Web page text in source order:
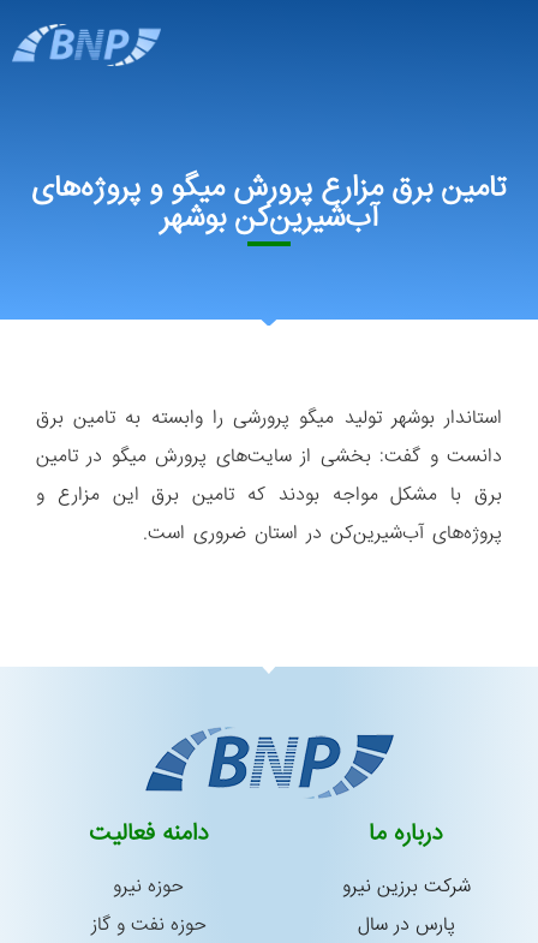
تامین برق مزارع پرورش میگو و پروژه‌های
آب‌شیرین‌کن بوشهر
استاندار بوشهر تولید میگو پرورشی را وابسته به تامین برق
دانست و گفت: بخشی از سایت‌های پرورش میگو در تامین
برق با مشکل مواجه بودند که تامین برق این مزارع و
پروژه‌های آب‌شیرین‌کن در استان ضروری است.
درباره ما
شركت برزین نیرو
پارس در سال
دامنه فعالیت
حوزه نیرو
حوزه نفت و گاز